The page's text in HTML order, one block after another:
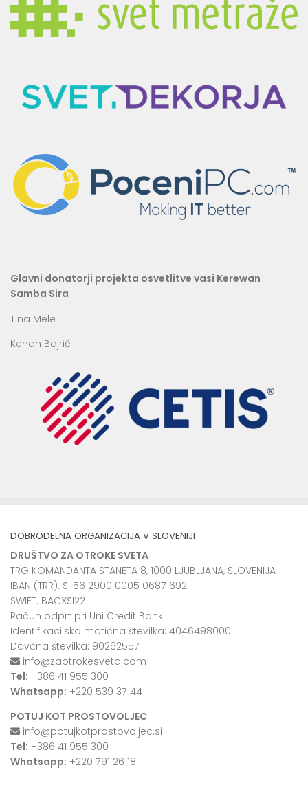
Glavni donatorji projekta osvetlitve vasi Kerewan
Samba Sira
Tina Mele
Kenan Bajrič
DOBRODELNA ORGANIZACIJA V SLOVENIJI
DRUŠTVO ZA OTROKE SVETA
TRG KOMANDANTA STANETA 8, 1000 LJUBLJANA, SLOVENIJA
IBAN (TRR): SI 56 2900 0005 0687 692
SWIFT: BACXSI22
Račun odprt pri Uni Credit Bank
Identifikacijska matična številka: 4046498000
Davčna številka: 90262557
info@zaotrokesveta.com
Tel: +386 41 955 300
Whatsapp: +220 539 37 44
POTUJ KOT PROSTOVOLJEC
info@potujkotprostovoljec.si
Tel: +386 41 955 300
Whatsapp: +220 791 26 18